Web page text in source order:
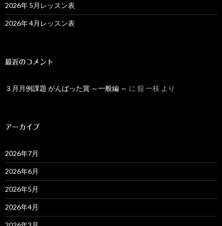
2026年 5月レッスン表
2026年 4月レッスン表
最近のコメント
３月月例課題 がんばった賞 ～一般編 ～ に 舘 一枝 より
アーカイブ
2026年7月
2026年6月
2026年5月
2026年4月